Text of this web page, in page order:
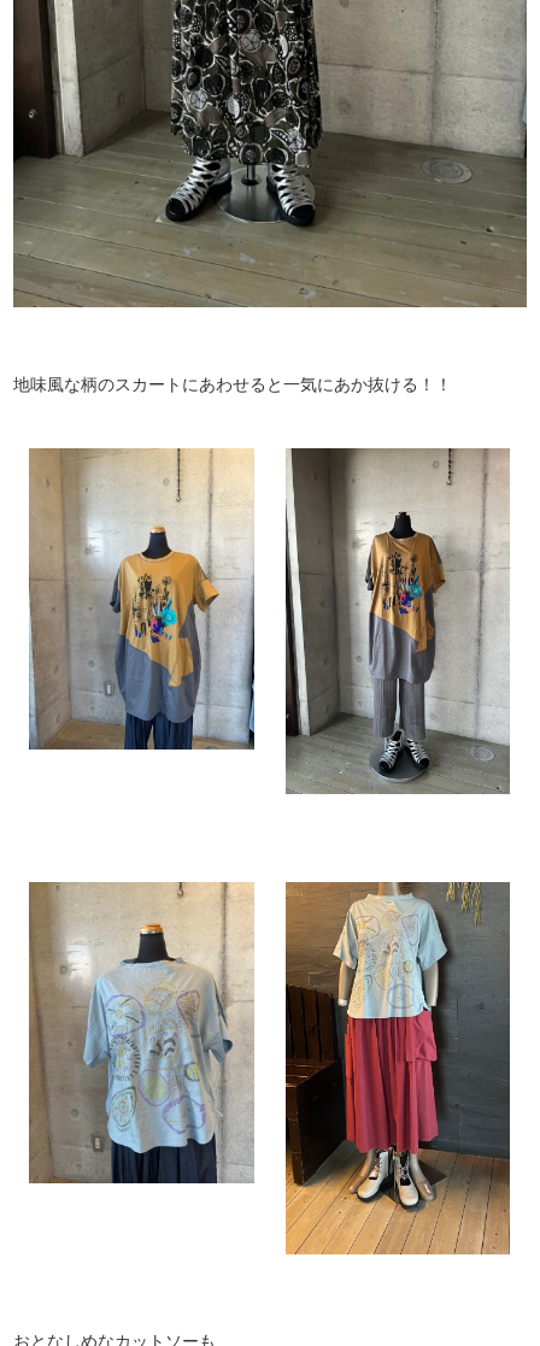
地味風な柄のスカートにあわせると一気にあか抜ける！！
おとなしめなカットソーも